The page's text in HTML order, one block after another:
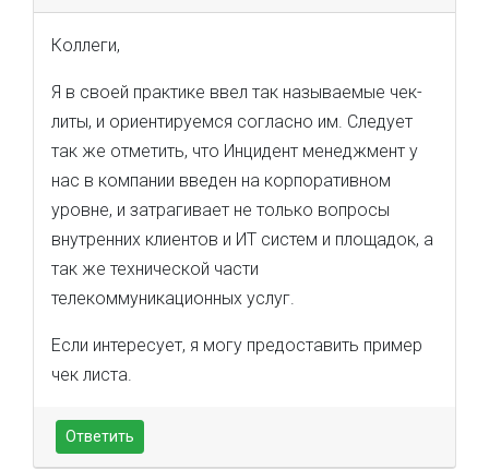
Коллеги,
Я в своей практике ввел так называемые чек-
литы, и ориентируемся согласно им. Следует
так же отметить, что Инцидент менеджмент у
нас в компании введен на корпоративном
уровне, и затрагивает не только вопросы
внутренних клиентов и ИТ систем и площадок, а
так же технической части
телекоммуникационных услуг.
Если интересует, я могу предоставить пример
чек листа.
Ответить